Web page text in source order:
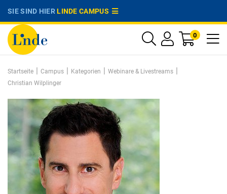
SIE SIND HIERLINDE CAMPUS
0
Startseite | Campus | Kategorien | Webinare & Livestreams |
Christian Wilplinger